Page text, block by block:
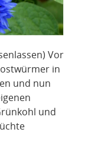
Vor
in
und nun
und